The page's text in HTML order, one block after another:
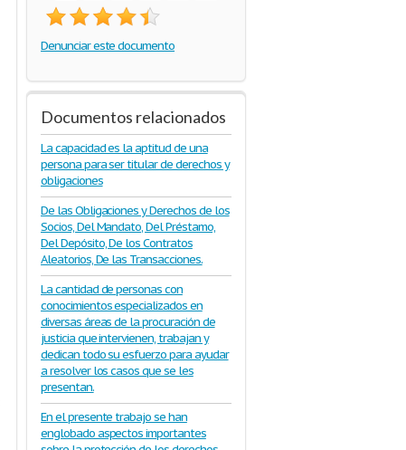
Denunciar este documento
Documentos relacionados
La capacidad es la aptitud de una
persona para ser titular de derechos y
obligaciones
De las Obligaciones y Derechos de los
Socios, Del Mandato, Del Préstamo,
Del Depósito, De los Contratos
Aleatorios, De las Transacciones.
La cantidad de personas con
conocimientos especializados en
diversas áreas de la procuración de
justicia que intervienen, trabajan y
dedican todo su esfuerzo para ayudar
a resolver los casos que se les
presentan.
En el presente trabajo se han
englobado aspectos importantes